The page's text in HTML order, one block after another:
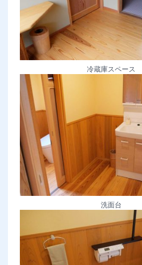
冷蔵庫スペース
洗面台